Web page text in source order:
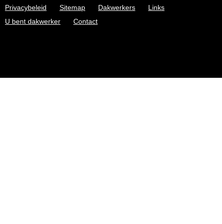
Privacybeleid
Sitemap Dakwerkers
Links
U bent dakwerker
Contact